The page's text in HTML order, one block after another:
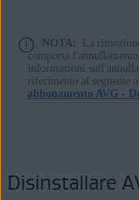
AVG Secure VPN 5.x
AVG Secure VPN 1.x
AVG Secure VPN 2.x
AVG Secure VPN 2.x
Microsoft Windows 10
NOTA:
La
comporta
informazioni
riferimento al seguente
abbonamento AVG -
Disinstallare